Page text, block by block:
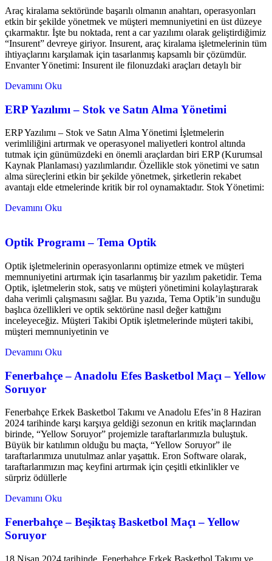
Araç kiralama sektöründe başarılı olmanın anahtarı, operasyonları
etkin bir şekilde yönetmek ve müşteri memnuniyetini en üst düzeye
çıkarmaktır. İşte bu noktada, rent a car yazılımı olarak geliştirdiğimiz
“Insurent” devreye giriyor. Insurent, araç kiralama işletmelerinin tüm
ihtiyaçlarını karşılamak için tasarlanmış kapsamlı bir çözümdür.
Envanter Yönetimi: Insurent ile filonuzdaki araçları detaylı bir
Devamını Oku
ERP Yazılımı – Stok ve Satın Alma Yönetimi
ERP Yazılımı – Stok ve Satın Alma Yönetimi İşletmelerin
verimliliğini artırmak ve operasyonel maliyetleri kontrol altında
tutmak için günümüzdeki en önemli araçlardan biri ERP (Kurumsal
Kaynak Planlaması) yazılımlarıdır. Özellikle stok yönetimi ve satın
alma süreçlerini etkin bir şekilde yönetmek, şirketlerin rekabet
avantajı elde etmelerinde kritik bir rol oynamaktadır. Stok Yönetimi:
Devamını Oku
Optik Programı – Tema Optik
Optik işletmelerinin operasyonlarını optimize etmek ve müşteri
memnuniyetini artırmak için tasarlanmış bir yazılım paketidir. Tema
Optik, işletmelerin stok, satış ve müşteri yönetimini kolaylaştırarak
daha verimli çalışmasını sağlar. Bu yazıda, Tema Optik’in sunduğu
başlıca özellikleri ve optik sektörüne nasıl değer kattığını
inceleyeceğiz. Müşteri Takibi Optik işletmelerinde müşteri takibi,
müşteri memnuniyetinin ve
Devamını Oku
Fenerbahçe – Anadolu Efes Basketbol Maçı – Yellow
Soruyor
Fenerbahçe Erkek Basketbol Takımı ve Anadolu Efes’in 8 Haziran
2024 tarihinde karşı karşıya geldiği sezonun en kritik maçlarından
birinde, “Yellow Soruyor” projemizle taraftarlarımızla buluştuk.
Büyük bir katılımın olduğu bu maçta, “Yellow Soruyor” ile
taraftarlarımıza unutulmaz anlar yaşattık. Eron Software olarak,
taraftarlarımızın maç keyfini artırmak için çeşitli etkinlikler ve
sürpriz ödüllerle
Devamını Oku
Fenerbahçe – Beşiktaş Basketbol Maçı – Yellow
Soruyor
18 Nisan 2024 tarihinde, Fenerbahçe Erkek Basketbol Takımı ve